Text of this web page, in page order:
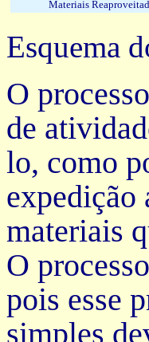
Materiais
Esquema
O
de
lo, como
expedição
materiais
O
pois esse
simples